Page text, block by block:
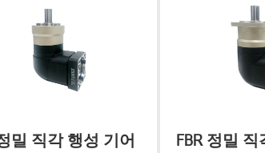
밀 직각 행성 기어
FBR 정밀